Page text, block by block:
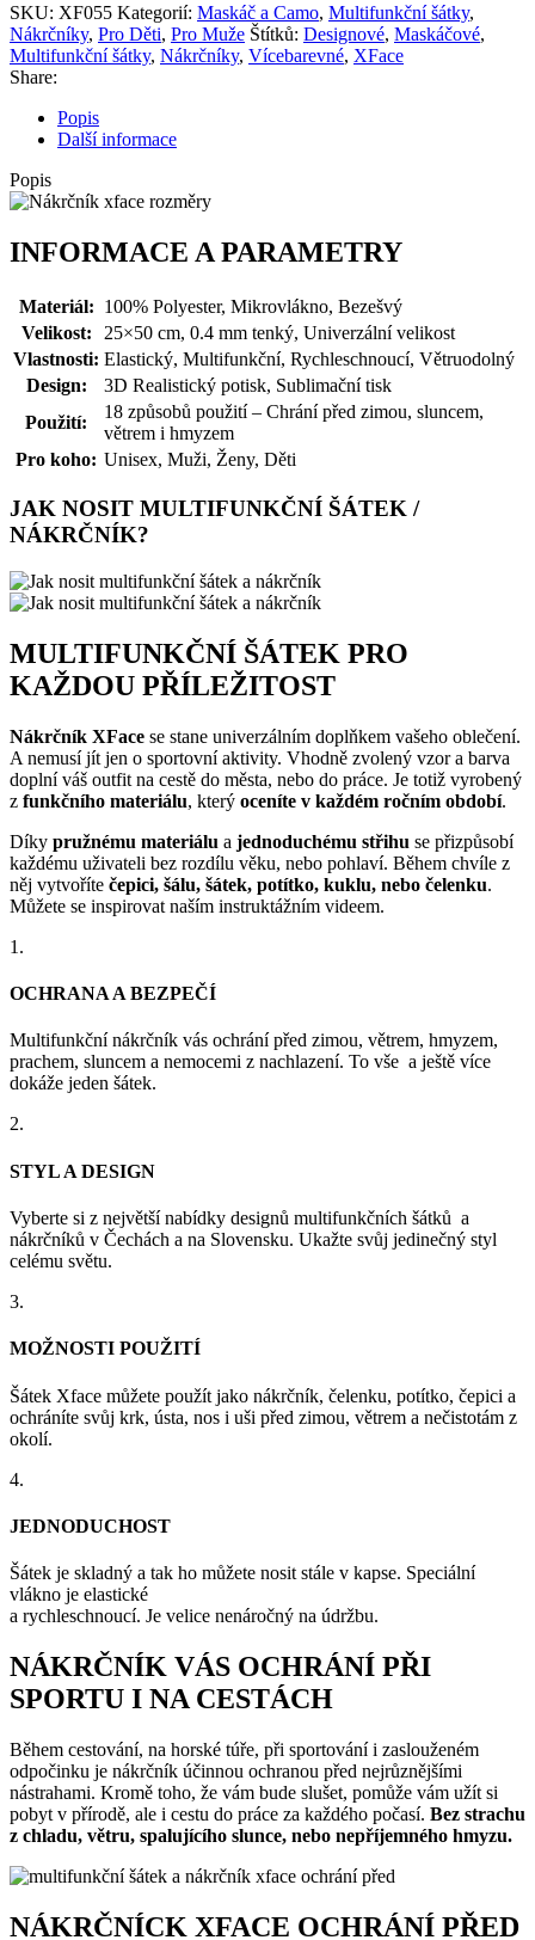
SKU: XF055 Kategorií: Maskáč a Camo, Multifunkční šátky,
Nákrčníky, Pro Děti, Pro Muže Štítků: Designové, Maskáčové,
Multifunkční šátky, Nákrčníky, Vícebarevné, XFace
Share:
Popis
Další informace
Popis
INFORMACE A PARAMETRY
Materiál: 100% Polyester, Mikrovlákno, Bezešvý
Velikost:
25×50 cm, 0.4 mm tenký, Univerzální velikost
Vlastnosti: Elastický, Multifunkční, Rychleschnoucí, Větruodolný
Design:
3D Realistický potisk, Sublimační tisk
Použití:
18 způsobů použití – Chrání před zimou, sluncem,
větrem i hmyzem
Pro koho: Unisex, Muži, Ženy, Děti
JAK NOSIT MULTIFUNKČNÍ ŠÁTEK /
NÁKRČNÍK?
MULTIFUNKČNÍ ŠÁTEK PRO
KAŽDOU PŘÍLEŽITOST
Nákrčník XFace se stane univerzálním doplňkem vašeho oblečení.
A nemusí jít jen o sportovní aktivity. Vhodně zvolený vzor a barva
doplní váš outfit na cestě do města, nebo do práce. Je totiž vyrobený
z funkčního materiálu, který oceníte v každém ročním období.
Díky pružnému materiálu a jednoduchému střihu se přizpůsobí
každému uživateli bez rozdílu věku, nebo pohlaví. Během chvíle z
něj vytvoříte čepici, šálu, šátek, potítko, kuklu, nebo čelenku.
Můžete se inspirovat naším instruktážním videem.
1.
OCHRANA A BEZPEČÍ
Multifunkční nákrčník vás ochrání před zimou, větrem, hmyzem,
prachem, sluncem a nemocemi z nachlazení. To vše a ještě více
dokáže jeden šátek.
2.
STYL A DESIGN
Vyberte si z největší nabídky designů multifunkčních šátků a
nákrčníků v Čechách a na Slovensku. Ukažte svůj jedinečný styl
celému světu.
3.
MOŽNOSTI POUŽITÍ
Šátek Xface můžete použít jako nákrčník, čelenku, potítko, čepici a
ochráníte svůj krk, ústa, nos i uši před zimou, větrem a nečistotám z
okolí.
4.
JEDNODUCHOST
Šátek je skladný a tak ho můžete nosit stále v kapse. Speciální
vlákno je elastické
a rychleschnoucí. Je velice nenáročný na údržbu.
NÁKRČNÍK VÁS OCHRÁNÍ PŘI
SPORTU I NA CESTÁCH
Během cestování, na horské túře, při sportování i zaslouženém
odpočinku je nákrčník účinnou ochranou před nejrůznějšími
nástrahami. Kromě toho, že vám bude slušet, pomůže vám užít si
pobyt v přírodě, ale i cestu do práce za každého počasí. Bez strachu
z chladu, větru, spalujícího slunce, nebo nepříjemného hmyzu.
NÁKRČNÍCK XFACE OCHRÁNÍ PŘED